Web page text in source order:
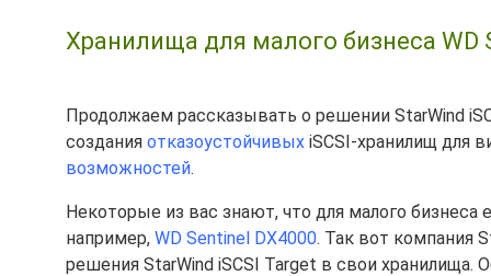
Хранилища для малого бизнеса WD
Продолжаем рассказывать о решении StarWind
создания отказоустойчивых iSCSI-хранилищ для
возможностей.
Некоторые из вас знают, что для малого
например, WD Sentinel DX4000. Так вот компания
решения StarWind iSCSI Target в свои хранилища.